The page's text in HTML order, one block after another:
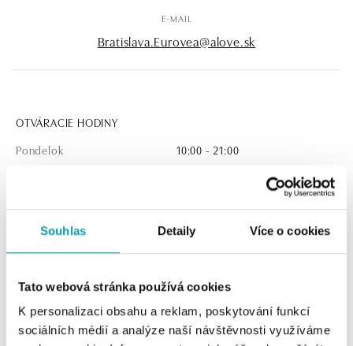
Souhlas Detaily Více o cookies
Tato webová stránka používá cookies
K personalizaci obsahu a reklam, poskytování funkcí
sociálních médií a analýze naší návštěvnosti využíváme
E-MAIL
Bratislava.Eurovea@alove.sk
OTVÁRACIE HODINY
Pondelok
10:00 - 21:00
10:00 - 21:00
Nedeľa
10:00 - 21:00